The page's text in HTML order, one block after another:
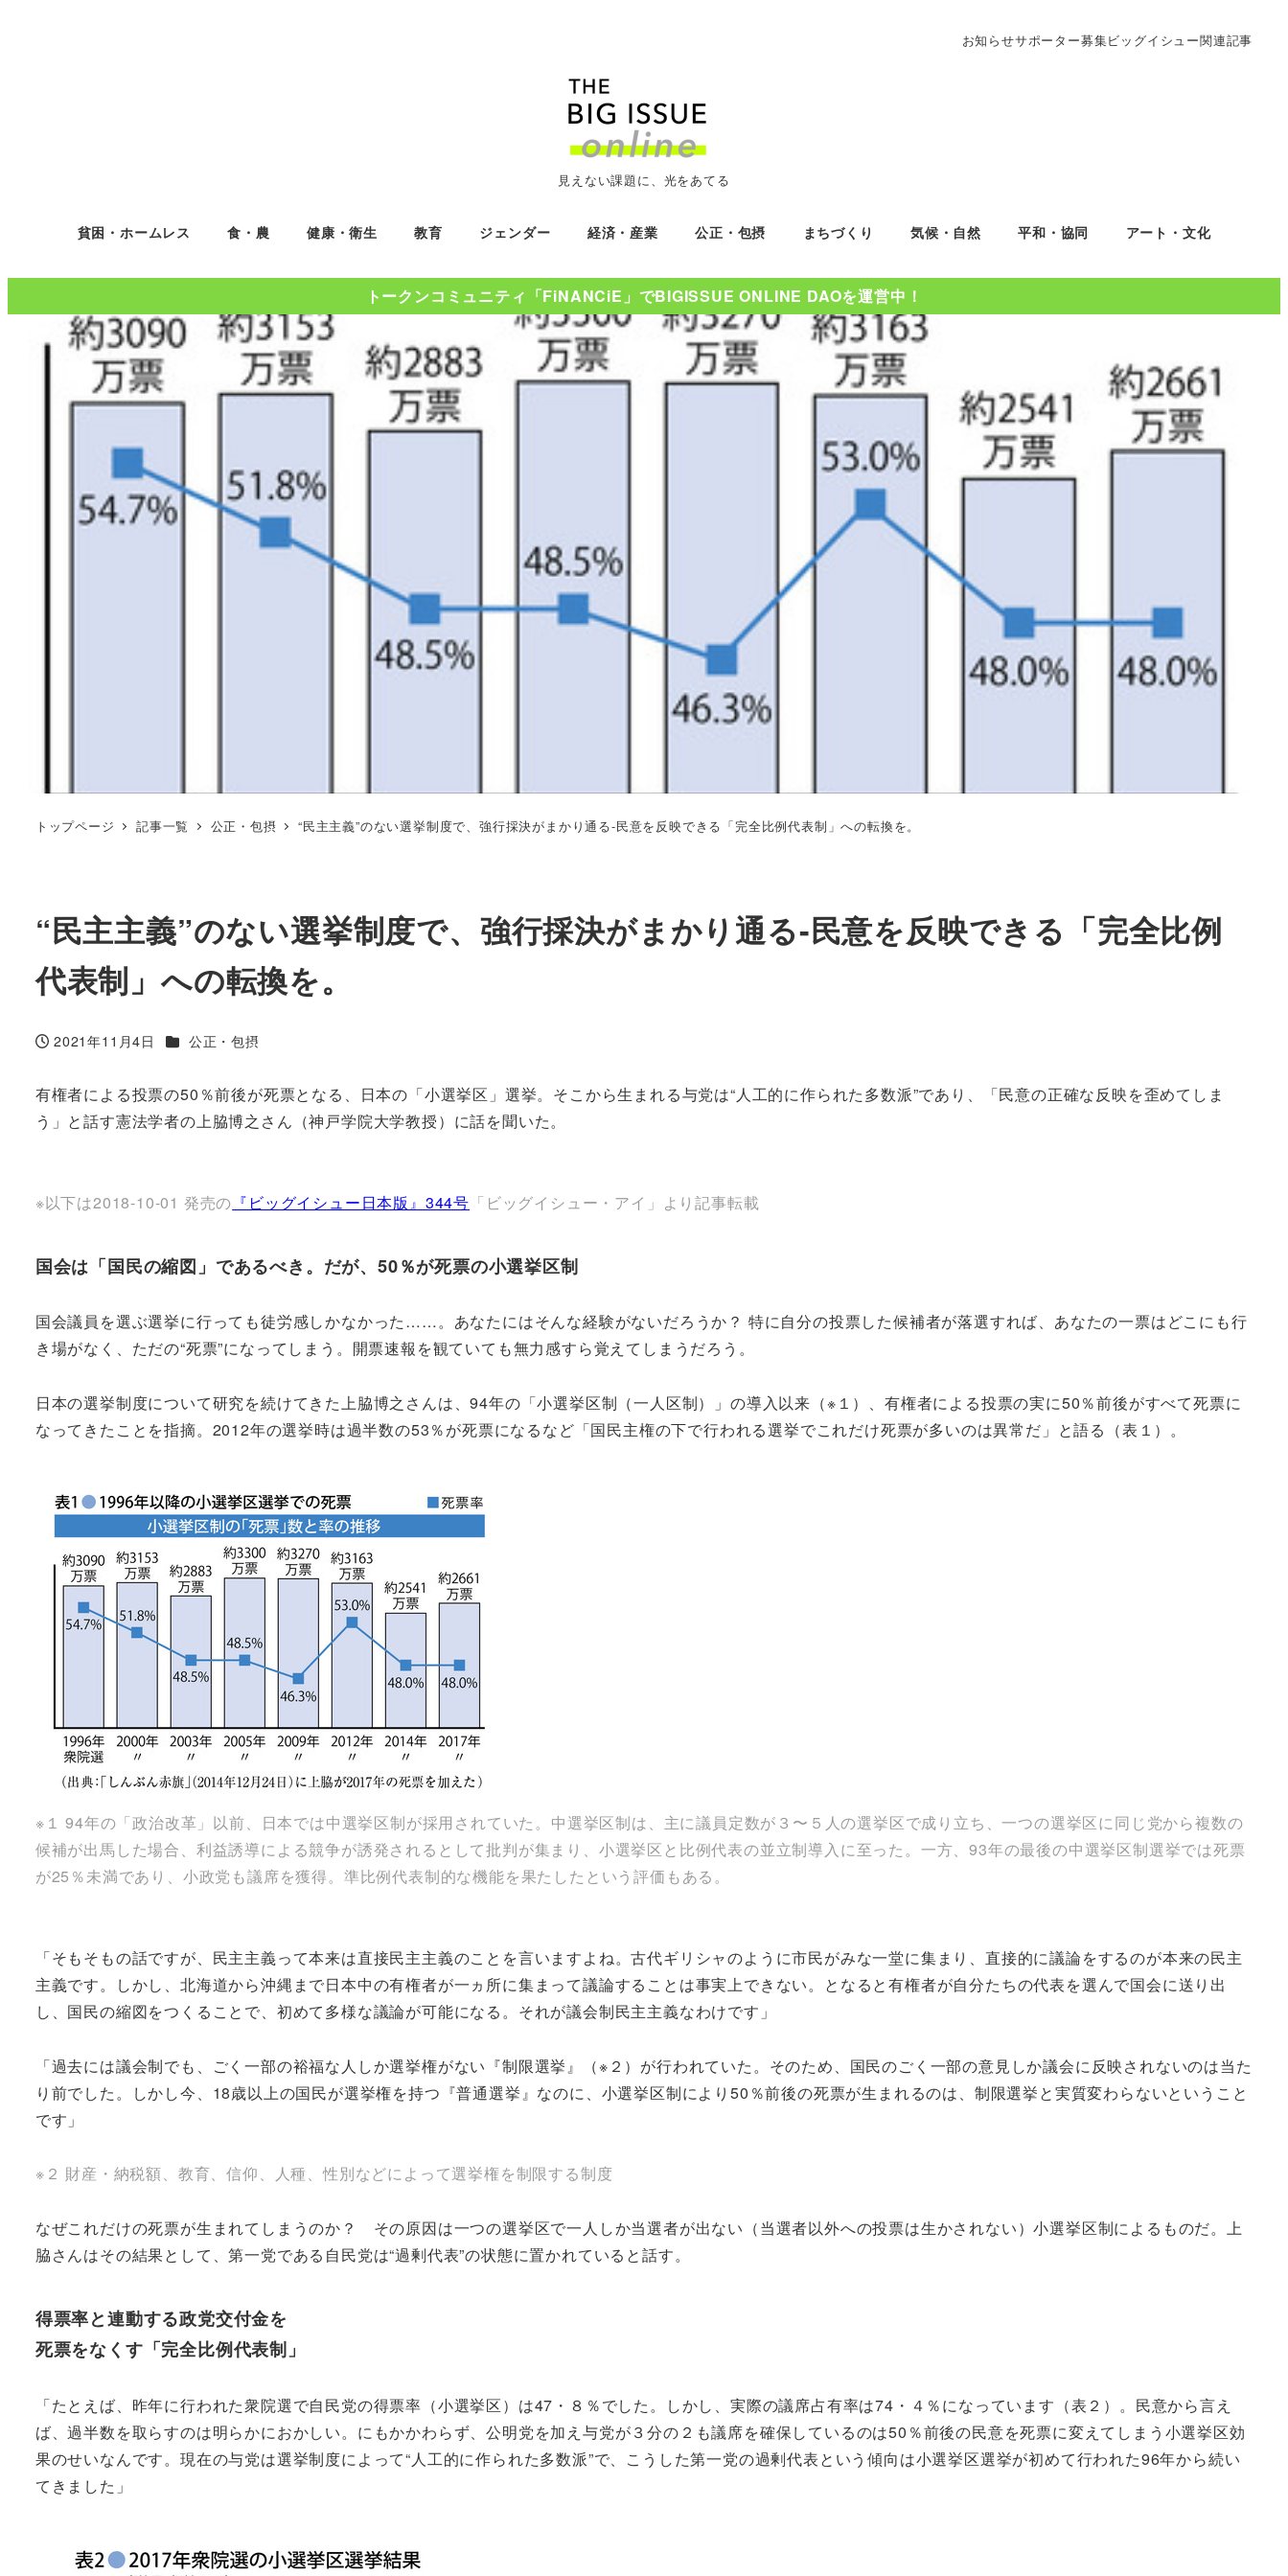
お知らせサポーター募集ビッグイシュー関連記事
見えない課題に、光をあてる
貧困・ホームレス 食・農 健康・衛生 教育 ジェンダー 経済・産業 公正・包摂 まちづくり 気候・自然 平和・協同 アート・文化
トークンコミュニティ「FiNANCiE」でBIGISSUE ONLINE DAOを運営中！
トップページ 記事一覧 公正・包摂 “民主主義”のない選挙制度で、強行採決がまかり通る-民意を反映できる「完全比例代表制」への転換を。
“民主主義”のない選挙制度で、強行採決がまかり通る-民意を反映できる「完全比例
代表制」への転換を。
投稿日
2021年11月4日 カテゴリー
公正・包摂
有権者による投票の50％前後が死票となる、日本の「小選挙区」選挙。そこから生まれる与党は“人工的に作られた多数派”であり、「民意の正確な反映を歪めてしま
う」と話す憲法学者の上脇博之さん（神戸学院大学教授）に話を聞いた。
※以下は2018-10-01 発売の 『ビッグイシュー日本版』344号 「ビッグイシュー・アイ」より記事転載
国会は「国民の縮図」であるべき。だが、50％が死票の小選挙区制
国会議員を選ぶ選挙に行っても徒労感しかなかった……。あなたにはそんな経験がないだろうか？ 特に自分の投票した候補者が落選すれば、あなたの一票はどこにも行
き場がなく、ただの“死票”になってしまう。開票速報を観ていても無力感すら覚えてしまうだろう。
日本の選挙制度について研究を続けてきた上脇博之さんは、94年の「小選挙区制（一人区制）」の導入以来（※１）、有権者による投票の実に50％前後がすべて死票に
なってきたことを指摘。2012年の選挙時は過半数の53％が死票になるなど「国民主権の下で行われる選挙でこれだけ死票が多いのは異常だ」と語る（表１）。
※１ 94年の「政治改革」以前、日本では中選挙区制が採用されていた。中選挙区制は、主に議員定数が３〜５人の選挙区で成り立ち、一つの選挙区に同じ党から複数の
候補が出馬した場合、利益誘導による競争が誘発されるとして批判が集まり、小選挙区と比例代表の並立制導入に至った。一方、93年の最後の中選挙区制選挙では死票
が25％未満であり、小政党も議席を獲得。準比例代表制的な機能を果たしたという評価もある。
「そもそもの話ですが、民主主義って本来は直接民主主義のことを言いますよね。古代ギリシャのように市民がみな一堂に集まり、直接的に議論をするのが本来の民主
主義です。しかし、北海道から沖縄まで日本中の有権者が一ヵ所に集まって議論することは事実上できない。となると有権者が自分たちの代表を選んで国会に送り出
し、国民の縮図をつくることで、初めて多様な議論が可能になる。それが議会制民主主義なわけです」
「過去には議会制でも、ごく一部の裕福な人しか選挙権がない『制限選挙』（※２）が行われていた。そのため、国民のごく一部の意見しか議会に反映されないのは当た
り前でした。しかし今、18歳以上の国民が選挙権を持つ『普通選挙』なのに、小選挙区制により50％前後の死票が生まれるのは、制限選挙と実質変わらないということ
です」
※２ 財産・納税額、教育、信仰、人種、性別などによって選挙権を制限する制度
なぜこれだけの死票が生まれてしまうのか？ その原因は一つの選挙区で一人しか当選者が出ない（当選者以外への投票は生かされない）小選挙区制によるものだ。上
脇さんはその結果として、第一党である自民党は“過剰代表”の状態に置かれていると話す。
得票率と連動する政党交付金を
死票をなくす「完全比例代表制」
「たとえば、昨年に行われた衆院選で自民党の得票率（小選挙区）は47・８％でした。しかし、実際の議席占有率は74・４％になっています（表２）。民意から言え
ば、過半数を取らすのは明らかにおかしい。にもかかわらず、公明党を加え与党が３分の２も議席を確保しているのは50％前後の民意を死票に変えてしまう小選挙区効
果のせいなんです。現在の与党は選挙制度によって“人工的に作られた多数派”で、こうした第一党の過剰代表という傾向は小選挙区選挙が初めて行われた96年から続い
てきました」